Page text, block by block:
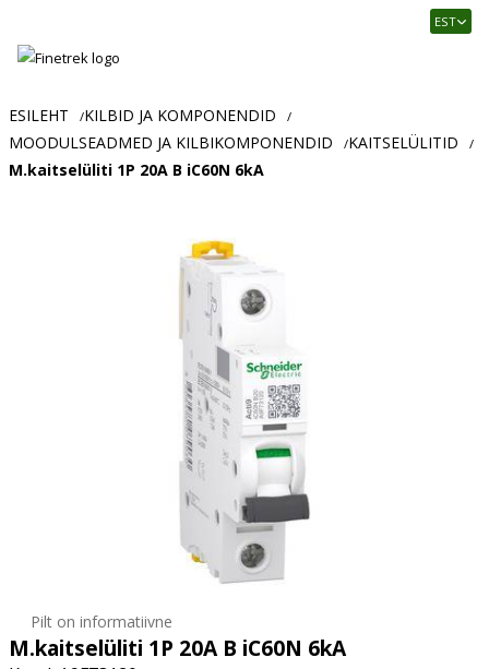
Usaldusväärne
ja
tööstusautomaatika
pood
EST
ESILEHT /KILBID JA KOMPONENDID /
MOODULSEADMED JA KILBIKOMPONENDID /KAITSELÜLITID /
M.kaitselüliti 1P 20A B iC60N 6kA
Pilt on informatiivne
M.kaitselüliti 1P 20A B iC60N 6kA